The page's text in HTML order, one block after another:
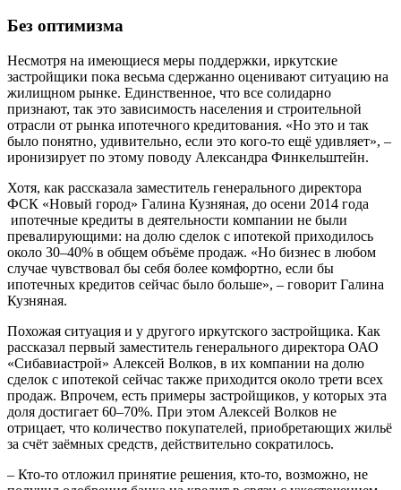
Без оптимизма
Несмотря на имеющиеся меры поддержки, иркутские
застройщики пока весьма сдержанно оценивают ситуацию на
жилищном рынке. Единственное, что все солидарно
признают, так это зависимость населения и строительной
отрасли от рынка ипотечного кредитования. «Но это и так
было понятно, удивительно, если это кого-то ещё удивляет», –
иронизирует по этому поводу Александра Финкельштейн.
Хотя, как рассказала заместитель генерального директора
ФСК «Новый город» Галина Кузняная, до осени 2014 года
ипотечные кредиты в деятельности компании не были
превалирующими: на долю сделок с ипотекой приходилось
около 30–40% в общем объёме продаж. «Но бизнес в любом
случае чувствовал бы себя более комфортно, если бы
ипотечных кредитов сейчас было больше», – говорит Галина
Кузняная.
Похожая ситуация и у другого иркутского застройщика. Как
рассказал первый заместитель генерального директора ОАО
«Сибавиастрой» Алексей Волков, в их компании на долю
сделок с ипотекой сейчас также приходится около трети всех
продаж. Впрочем, есть примеры застройщиков, у которых эта
доля достигает 60–70%. При этом Алексей Волков не
отрицает, что количество покупателей, приобретающих жильё
за счёт заёмных средств, действительно сократилось.
– Кто-то отложил принятие решения, кто-то, возможно, не